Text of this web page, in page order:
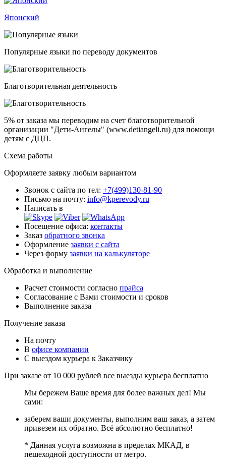
Японский
Популярные языки по переводу документов
Благотворительная деятельность
5% от заказа мы переводим на счет благотворительной
организации "Дети-Ангелы" (www.detiangeli.ru) для помощи
детям с ДЦП.
Схема работы
Оформляете заявку любым вариантом
Звонок с сайта по тел: +7(499)130-81-90
Письмо на почту: info@kperevody.ru
Написать в
Посещение офиса: контакты
Заказ обратного звонка
Оформление заявки с сайта
Через форму заявки на калькуляторе
Обработка и выполнение
Расчет стоимости согласно прайса
Согласование с Вами стоимости и сроков
Выполнение заказа
Получение заказа
На почту
В офисе компании
С выездом курьера к Заказчику
При заказе от 10 000 рублей все выезды курьера бесплатно
Мы бережем Ваше время для более важных дел! Мы
сами:
заберем ваши документы, выполним ваш заказ, а затем
привезем их обратно. Всё абсолютно бесплатно!
* Данная услуга возможна в пределах МКАД, в
пешеходной доступности от метро.